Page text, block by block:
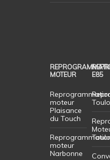
MOTEUR
moteur
Plaisance
du Touch
moteur
Narbonne
E85